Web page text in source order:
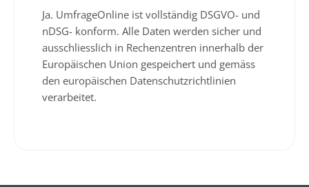
Ja. UmfrageOnline ist vollständig DSGVO- und
nDSG- konform. Alle Daten werden sicher und
ausschliesslich in Rechenzentren innerhalb der
Europäischen Union gespeichert und gemäss
den europäischen Datenschutzrichtlinien
verarbeitet.